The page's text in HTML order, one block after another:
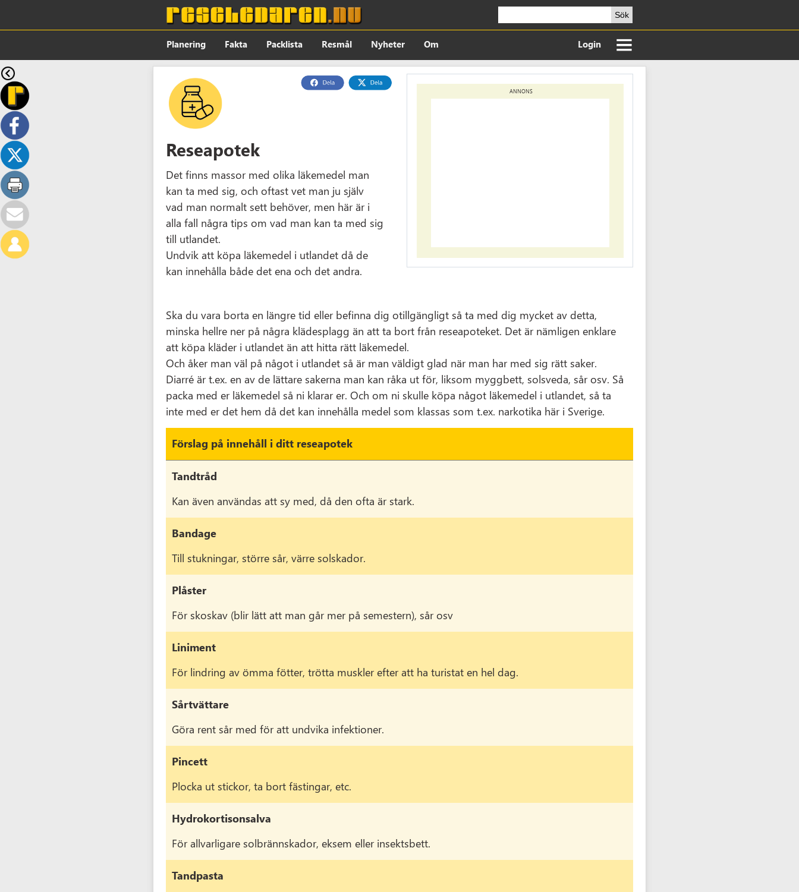
Sök
Planering Fakta Packlista Resmål Nyheter Om Login
ANNONS
Reseapotek
Det finns massor med olika läkemedel man
kan ta med sig, och oftast vet man ju själv
vad man normalt sett behöver, men här är i
alla fall några tips om vad man kan ta med sig
till utlandet.
Undvik att köpa läkemedel i utlandet då de
kan innehålla både det ena och det andra.
Ska du vara borta en längre tid eller befinna dig otillgängligt så ta med dig mycket av detta,
minska hellre ner på några klädesplagg än att ta bort från reseapoteket. Det är nämligen enklare
att köpa kläder i utlandet än att hitta rätt läkemedel.
Och åker man väl på något i utlandet så är man väldigt glad när man har med sig rätt saker.
Diarré är t.ex. en av de lättare sakerna man kan råka ut för, liksom myggbett, solsveda, sår osv. Så
packa med er läkemedel så ni klarar er. Och om ni skulle köpa något läkemedel i utlandet, så ta
inte med er det hem då det kan innehålla medel som klassas som t.ex. narkotika här i Sverige.
Förslag på innehåll i ditt reseapotek
Tandtråd
Kan även användas att sy med, då den ofta är stark.
Bandage
Till stukningar, större sår, värre solskador.
Plåster
För skoskav (blir lätt att man går mer på semestern), sår osv
Liniment
För lindring av ömma fötter, trötta muskler efter att ha turistat en hel dag.
Sårtvättare
Göra rent sår med för att undvika infektioner.
Pincett
Plocka ut stickor, ta bort fästingar, etc.
Hydrokortisonsalva
För allvarligare solbrännskador, eksem eller insektsbett.
Tandpasta